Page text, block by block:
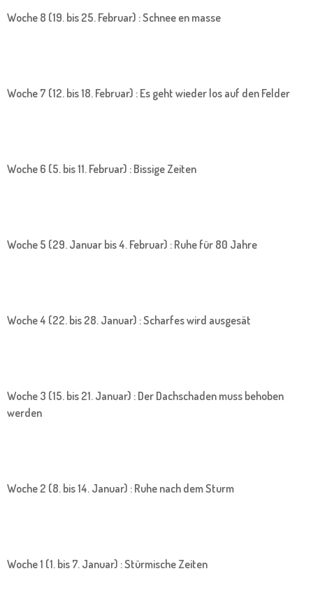
Woche 8 (19. bis 25. Februar) : Schnee en masse
Woche 7 (12. bis 18. Februar) : Es geht wieder los auf den Felder
Woche 6 (5. bis 11. Februar) : Bissige Zeiten
Woche 5 (29. Januar bis 4. Februar) : Ruhe für 80 Jahre
Woche 4 (22. bis 28. Januar) : Scharfes wird ausgesät
Woche 3 (15. bis 21. Januar) : Der Dachschaden muss behoben
werden
Woche 2 (8. bis 14. Januar) : Ruhe nach dem Sturm
Woche 1 (1. bis 7. Januar) : Stürmische Zeiten